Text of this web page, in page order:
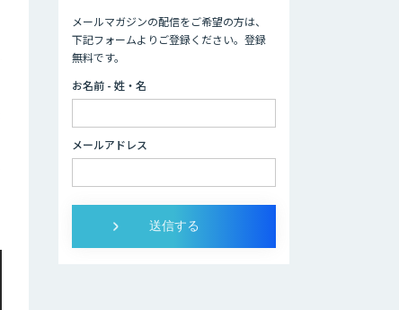
メールマガジンの配信をご希望の方は、
下記フォームよりご登録ください。登録
無料です。
お名前 - 姓・名
メールアドレス